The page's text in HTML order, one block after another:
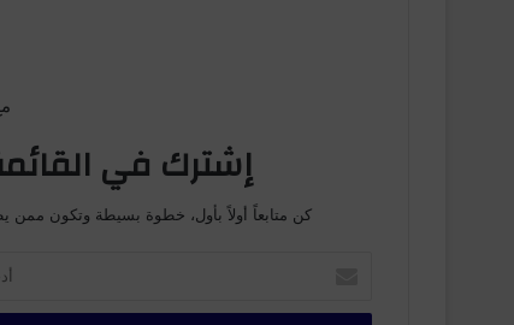
إشترك في
كن متابعاً أولاً بأول، خطوة بسيطة وتكون ممن
خ